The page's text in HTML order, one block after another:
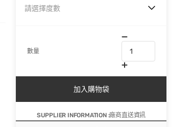
請選擇度數
數量
加入購物袋
SUPPLIER INFORMATION :廠商直送資訊